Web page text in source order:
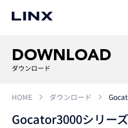
SIパートナー
DOWNLOAD
ダウンロード
HOME ダウンロード
Gocator3000シリー